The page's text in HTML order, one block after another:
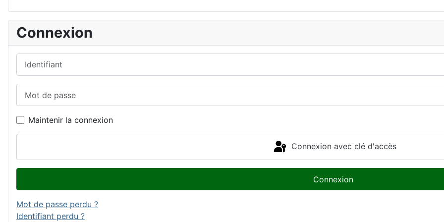
Connexion
Maintenir la connexion
Connexion avec clé d'accès
Connexion
Mot de passe perdu ?
Identifiant perdu ?